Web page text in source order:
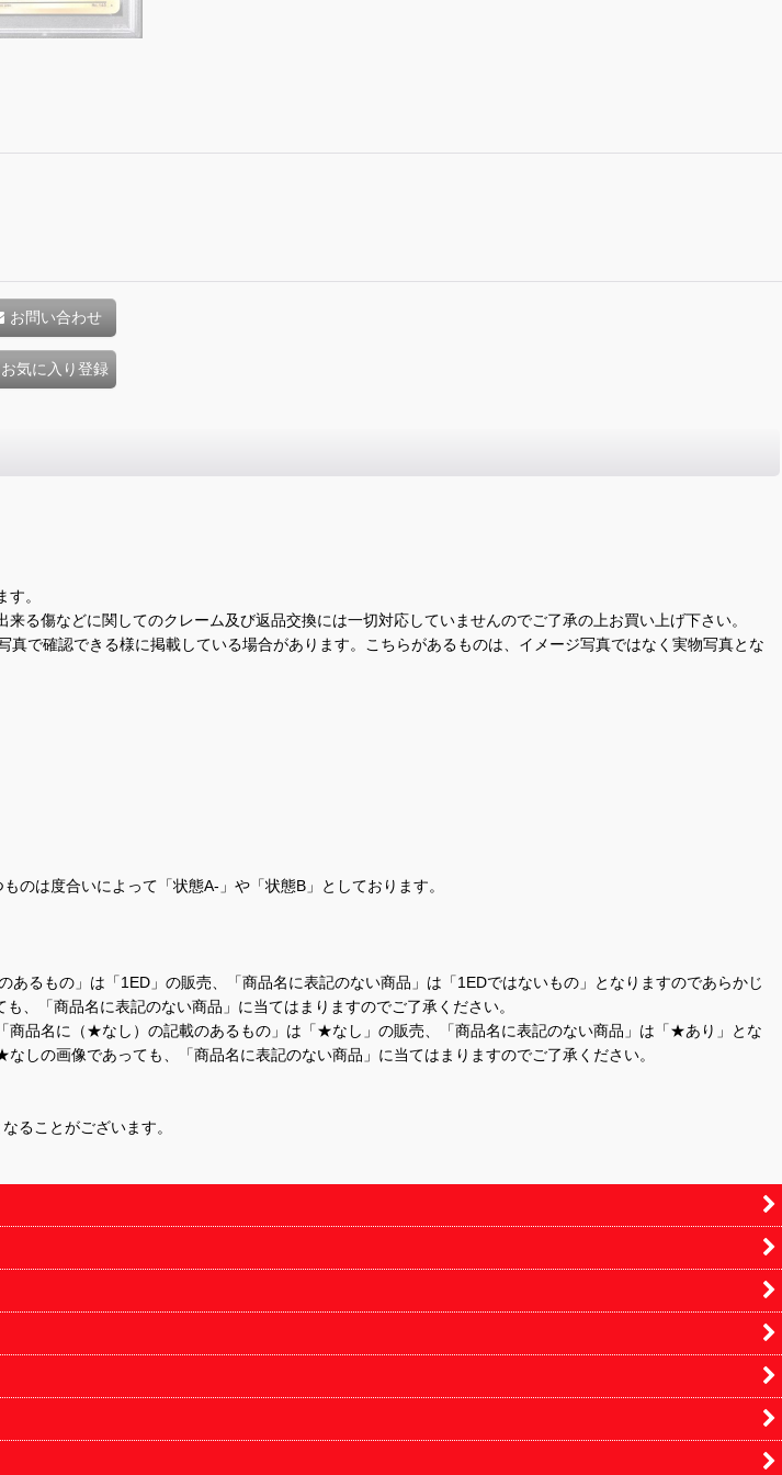
お問い合わせ
お気に入り登録
。
る傷などに関してのクレーム及び返品交換には一切対応していませんのでご了承の上お買い上げ下さい。
で確認できる様に掲載している場合があります。こちらがあるものは、イメージ写真ではなく実物写真とな
のは度合いによって「状態A-」や「状態B」としております。
るもの」は「1ED」の販売、「商品名に表記のない商品」は「1EDではないもの」となりますのであらかじ
、「商品名に表記のない商品」に当てはまりますのでご了承ください。
品名に（★なし）の記載のあるもの」は「★なし」の販売、「商品名に表記のない商品」は「★あり」とな
の画像であっても、「商品名に表記のない商品」に当てはまりますのでご了承ください。
ることがございます。